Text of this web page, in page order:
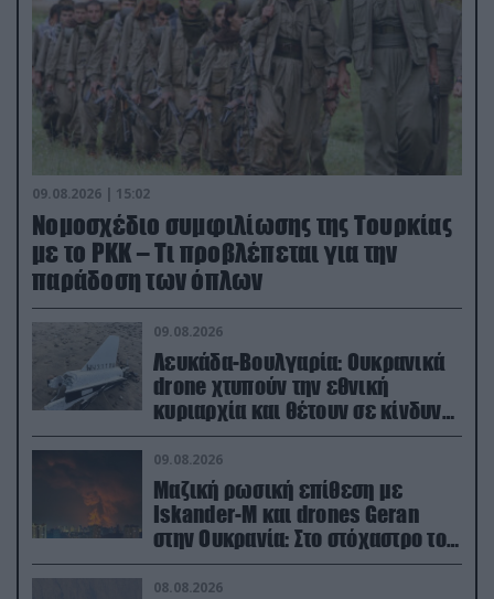
09.08.2026 | 15:02
Νομοσχέδιο συμφιλίωσης της Τουρκίας
με το ΡΚΚ – Τι προβλέπεται για την
παράδοση των όπλων
09.08.2026
Λευκάδα-Βουλγαρία: Ουκρανικά
drone χτυπούν την εθνική
κυριαρχία και θέτουν σε κίνδυνο
οικονομίες χωρών του ΝΑΤΟ
09.08.2026
Μαζική ρωσική επίθεση με
Iskander-M και drones Geran
στην Ουκρανία: Στο στόχαστρο το
εργοστάσιο των Flamingo
08.08.2026